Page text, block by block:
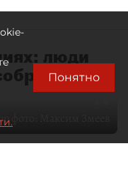
люди
фото:
Понятно